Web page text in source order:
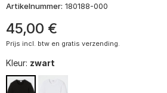
Artikelnummer: 180188-000
45,00 €
Prijs incl. btw en gratis verzending.
Kleur: zwart